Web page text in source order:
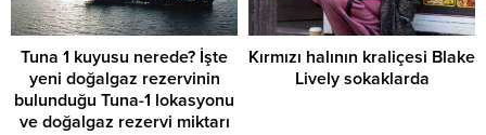
Tuna 1 kuyusu nerede? İşte
yeni doğalgaz rezervinin
bulunduğu Tuna-1 lokasyonu
ve doğalgaz rezervi miktarı
Kırmızı halının kraliçesi Blake
Lively sokaklarda